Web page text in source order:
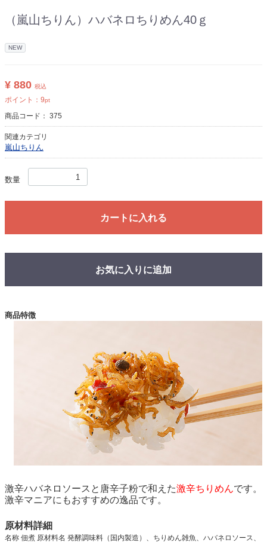
（嵐山ちりん）ハバネロちりめん40ｇ
NEW
¥ 880 税込
ポイント： 9pt
商品コード： 375
関連カテゴリ
嵐山ちりん
数量
カートに入れる
お気に入りに追加
商品特徴
激辛ハバネロソースと唐辛子粉で和えた激辛ちりめんです。
激辛マニアにもおすすめの逸品です。
原材料詳細
名称 佃煮 原材料名 発酵調味料（国内製造）、ちりめん雑魚、ハバネロソース、